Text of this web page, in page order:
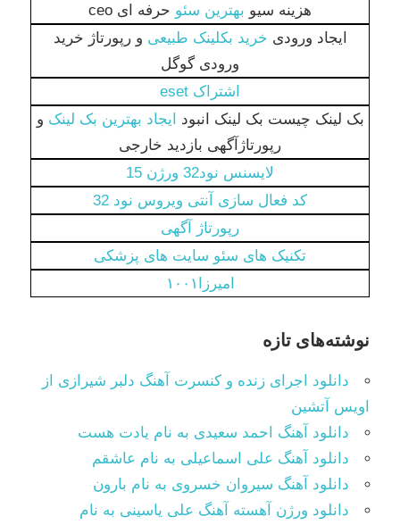
هزینه سیو بهترین سئو حرفه ای ceo
ایجاد ورودی خرید بکلینک طبیعی و رپورتاژ خرید
ورودی گوگل
اشتراک eset
بک لینک چیست بک لینک انبود
ایجاد بهترین بک لینک و
رپورتاژآگهی بازدید خارجی
لایسنس نود32 ورژن 15
کد فعال سازی آنتی ویروس نود 32
رپورتاژ آگهی
تکنیک های سئو سایت های پزشکی
امیرزا۱۰۰۱
نوشته‌های تازه
دانلود اجرای زنده و کنسرت آهنگ دلبر شیرازی از
اویس آتشین
دانلود آهنگ احمد سعیدی به نام یادت هست
دانلود آهنگ علی اسماعیلی به نام عاشقم
دانلود آهنگ سیروان خسروی به نام بارون
دانلود ورژن آهسته آهنگ علی یاسینی به نام